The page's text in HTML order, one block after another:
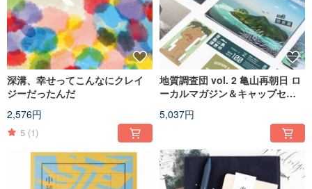
深溝、幸せってこんなにクレイ
ジーだったんだ
2,576円
5 (1)
地質調査団 vol. 2 亀山再朝日 ロ
ーカルマガジン＆キャップセッ
5,037円